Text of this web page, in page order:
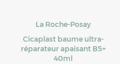
La Roche-Posay
Cicaplast baume ultra-
réparateur apaisant B5+
40ml